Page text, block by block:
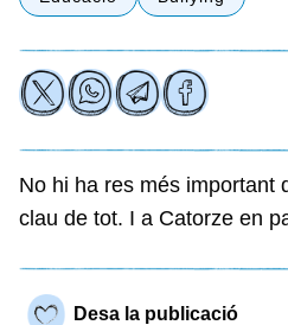
No hi ha res més important
clau de tot. I a Catorze en
Desa la publicació